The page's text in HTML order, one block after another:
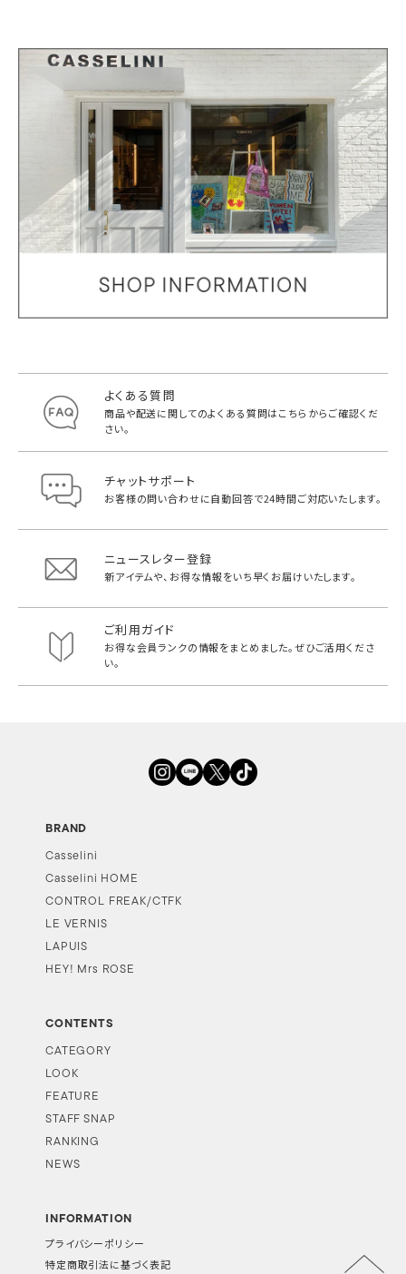
よくある質問
商品や配送に関してのよくある質問はこちらからご確認くだ
さい。
チャットサポート
お客様の問い合わせに自動回答で24時間ご対応いたします。
ニュースレター登録
新アイテムや、お得な情報をいち早く お届けいたします。
ご利用ガイド
お得な会員ランクの情報をまとめました。ぜひご活用くださ
い。
BRAND
Casselini
Casselini HOME
CONTROL FREAK/CTFK
LE VERNIS
LAPUIS
HEY! Mrs ROSE
CONTENTS
CATEGORY
LOOK
FEATURE
STAFF SNAP
RANKING
NEWS
INFORMATION
プライバシーポリシー
特定商取引法に基づく表記